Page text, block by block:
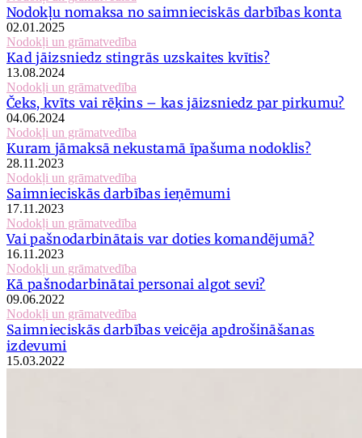
Nodokļu nomaksa no saimnieciskās darbības konta
02.01.2025
Nodokļi un grāmatvedība
Kad jāizsniedz stingrās uzskaites kvītis?
13.08.2024
Nodokļi un grāmatvedība
Čeks, kvīts vai rēķins – kas jāizsniedz par pirkumu?
04.06.2024
Nodokļi un grāmatvedība
Kuram jāmaksā nekustamā īpašuma nodoklis?
28.11.2023
Nodokļi un grāmatvedība
Saimnieciskās darbības ieņēmumi
17.11.2023
Nodokļi un grāmatvedība
Vai pašnodarbinātais var doties komandējumā?
16.11.2023
Nodokļi un grāmatvedība
Kā pašnodarbinātai personai algot sevi?
09.06.2022
Nodokļi un grāmatvedība
Saimnieciskās darbības veicēja apdrošināšanas
izdevumi
15.03.2022